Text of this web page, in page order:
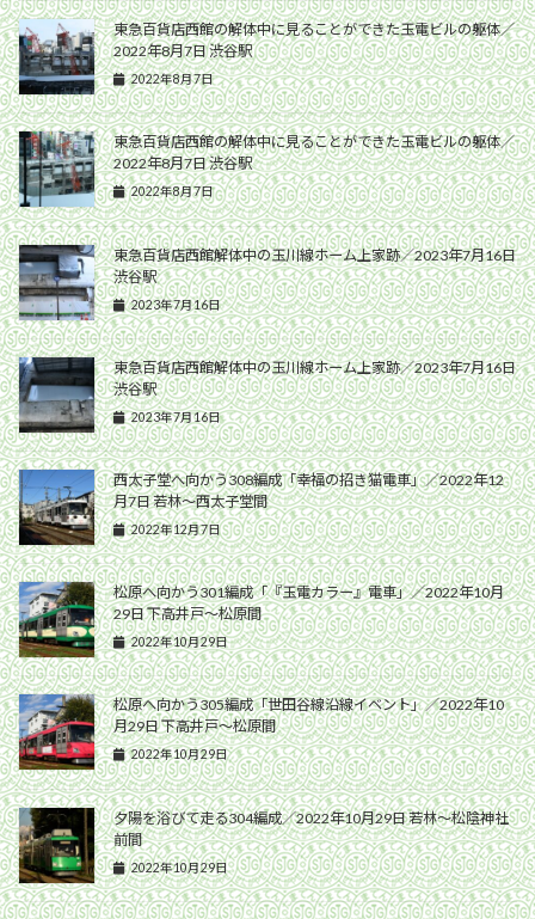
東急百貨店西館の解体中に見ることができた玉電ビルの躯体／
2022年8月7日 渋谷駅
2022年8月7日
東急百貨店西館の解体中に見ることができた玉電ビルの躯体／
2022年8月7日 渋谷駅
2022年8月7日
東急百貨店西館解体中の玉川線ホーム上家跡／2023年7月16日
渋谷駅
2023年7月16日
東急百貨店西館解体中の玉川線ホーム上家跡／2023年7月16日
渋谷駅
2023年7月16日
西太子堂へ向かう308編成「幸福の招き猫電車」／2022年12
月7日 若林〜西太子堂間
2022年12月7日
松原へ向かう301編成「『玉電カラー』電車」／2022年10月
29日 下高井戸〜松原間
2022年10月29日
松原へ向かう305編成「世田谷線沿線イベント」／2022年10
月29日 下高井戸〜松原間
2022年10月29日
夕陽を浴びて走る304編成／2022年10月29日 若林〜松陰神社
前間
2022年10月29日